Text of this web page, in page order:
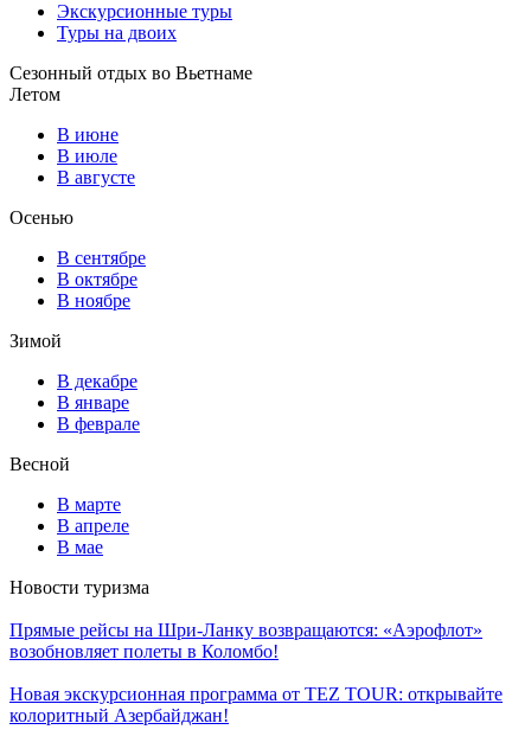
Экскурсионные туры
Туры на двоих
Сезонный отдых во Вьетнаме
Летом
В июне
В июле
В августе
Осенью
В сентябре
В октябре
В ноябре
Зимой
В декабре
В январе
В феврале
Весной
В марте
В апреле
В мае
Новости туризма
Прямые рейсы на Шри-Ланку возвращаются: «Аэрофлот»
возобновляет полеты в Коломбо!
Новая экскурсионная программа от TEZ TOUR: открывайте
колоритный Азербайджан!